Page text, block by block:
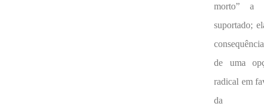
morto” a
suportado;
consequência
de uma
radical em
da